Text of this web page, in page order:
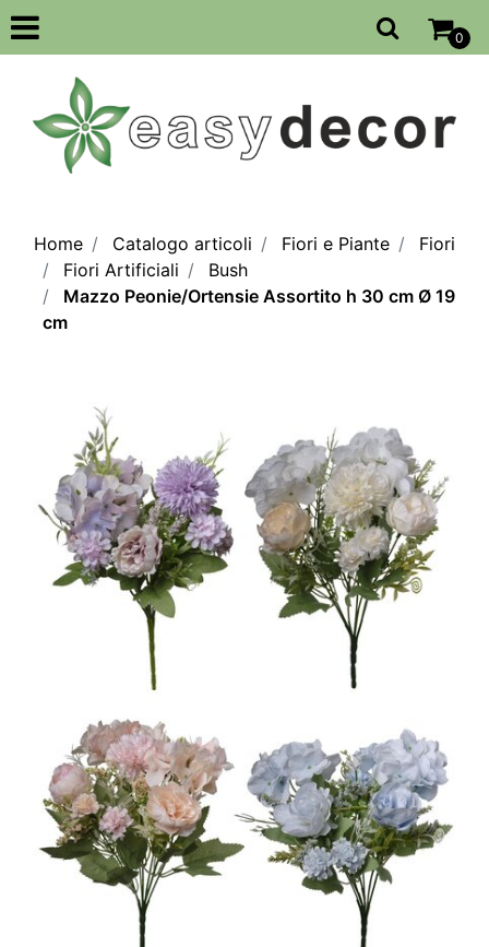
Open
0
Home Catalogo articoli Fiori e Piante
Fiori
Fiori Artificiali
Bush
Mazzo Peonie/Ortensie Assortito h 30 cm Ø 19
cm